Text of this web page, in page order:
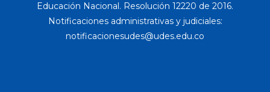
Educación Nacional. Resolución 12220 de 2016.
Notificaciones administrativas y judiciales: